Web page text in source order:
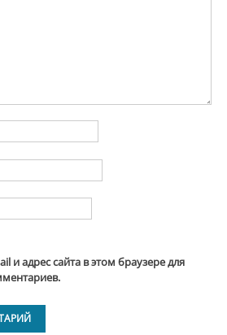
и адрес сайта в этом браузере для